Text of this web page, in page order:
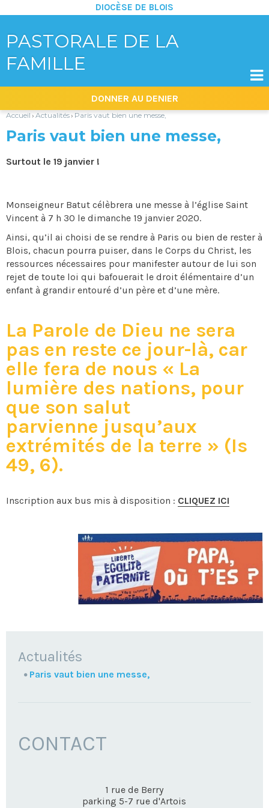
PASTORALE DE LA
FAMILLE
DIOCÈSE DE BLOIS
|
Aller
navigation
DONNER AU DENIER

Accueil › Actualités› Paris vaut bien une messe,
Paris vaut bien une messe,
Surtout le 19 janvier !
Monseigneur Batut célèbrera une messe à l’église Saint
Vincent à 7 h 30 le dimanche 19 janvier 2020.
Ainsi, qu’il ai choisi de se rendre à Paris ou bien de rester à
Blois, chacun pourra puiser, dans le Corps du Christ, les
ressources nécessaires pour manifester autour de lui son
rejet de toute loi qui bafouerait le droit élémentaire d’un
enfant à grandir entouré d’un père et d’une mère.
La Parole de Dieu ne sera
pas en reste ce jour-là, car
elle fera de nous « La
lumière des nations, pour
que son salut
parvienne jusqu’aux
extrémités de la terre » (Is
49, 6).
Inscription aux bus mis à disposition : CLIQUEZ ICI
NAVIGATION
Actualités
Paris vaut bien une messe,
CONTACT
1 rue de Berry
parking 5-7 rue d'Artois